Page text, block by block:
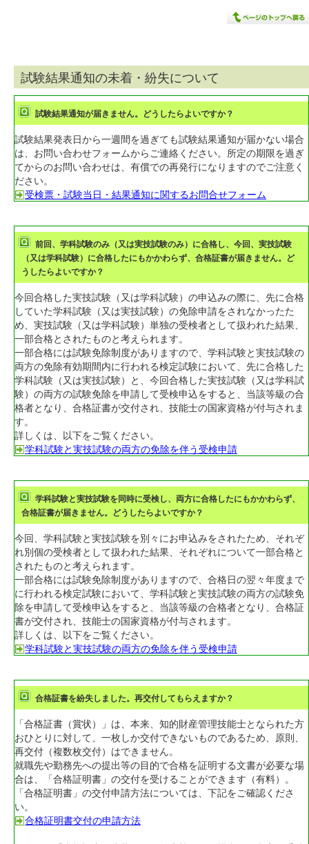
試験結果通知の未着・紛失について
試験結果通知が届きません。どうしたらよいですか？
試験結果発表日から一週間を過ぎても試験結果通知が届かない場合
は、お問い合わせフォームからご連絡ください。所定の期限を過ぎ
てからのお問い合わせは、有償での再発行になりますのでご注意く
ださい。
受検票・試験当日・結果通知に関するお問合せフォーム
前回、学科試験のみ（又は実技試験のみ）に合格し、今回、実技試験
（又は学科試験）に合格したにもかかわらず、合格証書が届きません。ど
うしたらよいですか？
今回合格した実技試験（又は学科試験）の申込みの際に、先に合格
していた学科試験（又は実技試験）の免除申請をされなかったた
め、実技試験（又は学科試験）単独の受検者として扱われた結果、
一部合格とされたものと考えられます。
一部合格には試験免除制度がありますので、学科試験と実技試験の
両方の免除有効期間内に行われる検定試験において、先に合格した
学科試験（又は実技試験）と、今回合格した実技試験（又は学科試
験）の両方の試験免除を申請して受検申込をすると、当該等級の合
格者となり、合格証書が交付され、技能士の国家資格が付与されま
す。
詳しくは、以下をご覧ください。
学科試験と実技試験の両方の免除を伴う受検申請
学科試験と実技試験を同時に受検し、両方に合格したにもかかわらず、
合格証書が届きません。どうしたらよいですか？
今回、学科試験と実技試験を別々にお申込みをされたため、それぞ
れ別個の受検者として扱われた結果、それぞれについて一部合格と
されたものと考えられます。
一部合格には試験免除制度がありますので、合格日の翌々年度まで
に行われる検定試験において、学科試験と実技試験の両方の試験免
除を申請して受検申込をすると、当該等級の合格者となり、合格証
書が交付され、技能士の国家資格が付与されます。
詳しくは、以下をご覧ください。
学科試験と実技試験の両方の免除を伴う受検申請
合格証書を紛失しました。再交付してもらえますか？
「合格証書（賞状）」は、本来、知的財産管理技能士となられた方
おひとりに対して、一枚しか交付できないものであるため、原則、
再交付（複数枚交付）はできません。
就職先や勤務先への提出等の目的で合格を証明する文書が必要な場
合は、「合格証明書」の交付を受けることができます（有料）。
「合格証明書」の交付申請方法については、下記をご確認くださ
い。
合格証明書交付の申請方法